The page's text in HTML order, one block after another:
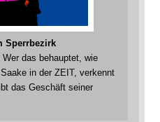
Sperrbezirk
das behauptet, wie
in der ZEIT, verkennt
das Geschäft seiner